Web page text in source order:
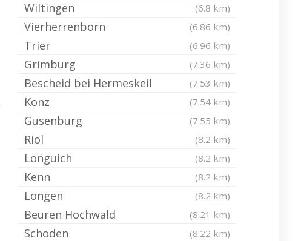
Wiltingen (6.8 km)
Vierherrenborn (6.86 km)
Trier (6.96 km)
Grimburg (7.36 km)
Bescheid bei Hermeskeil (7.53 km)
Konz (7.54 km)
Gusenburg (7.55 km)
Riol (8.2 km)
Longuich (8.2 km)
Kenn (8.2 km)
Longen (8.2 km)
Beuren Hochwald (8.21 km)
Schoden (8.22 km)